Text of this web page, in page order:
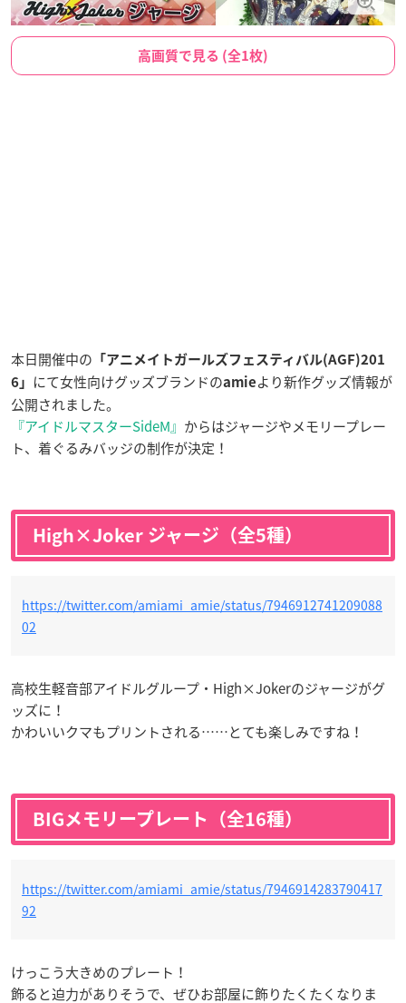
高画質で見る (全1枚)
本日開催中の 「アニメイトガールズフェスティバル(AGF)201
6」
にて女性向けグッズブランドのamie より新作グッズ情報が
公開されました。
『アイドルマスターSideM』 からはジャージやメモリープレー
ト、着ぐるみバッジの制作が決定！
High×Joker ジャージ（全5種）
https://twitter.com/amiami_amie/status/7946912741209088
02
高校生軽音部アイドルグループ・High×Jokerのジャージがグ
ッズに！
かわいいクマもプリントされる……とても楽しみですね！
BIGメモリープレート（全16種）
https://twitter.com/amiami_amie/status/7946914283790417
92
けっこう大きめのプレート！
飾ると迫力がありそうで、ぜひお部屋に飾りたくたくなりま